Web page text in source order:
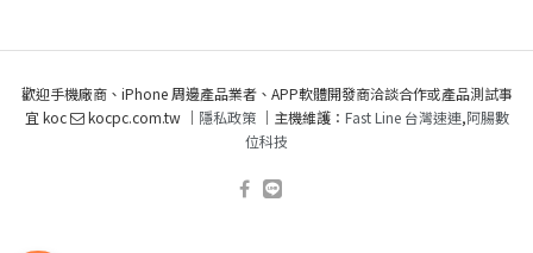
歡迎手機廠商、iPhone 周邊產品業者、APP軟體開發商洽談合作或產品測試事
宜 koc
kocpc.com.tw ｜ 隱私政策｜主機維護： Fast Line 台灣速連,阿腸數
位科技